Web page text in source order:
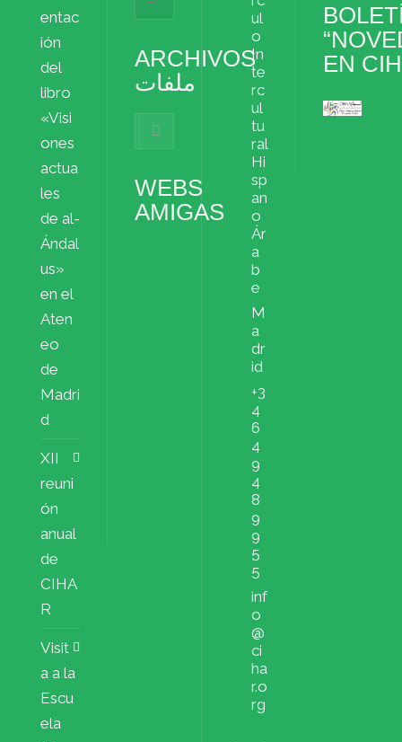
entac
ión
del
libro
«Visi
ones
actua
les
de al-
Ándal
us»
en el
Aten
eo
de
Madri
d
XII
reuni
ón
anual
de
CIHA
R
Visit
a a la
Escu
ela
ARCHIVOS
ملفات
Archivos
ملفات
WEBS
AMIGAS
ul
o
In
te
rc
ul
tu
ral
Hi
sp
an
o
Ár
a
b
e
M
a
dr
id
+3
4
6
4
9
4
8
9
9
5
5
inf
o
@
ci
ha
r.o
rg
EN